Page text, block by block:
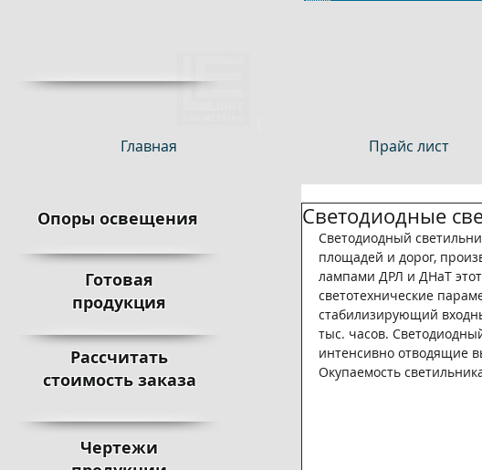
Главная Прайс лист
Опоры освещения
Готовая
продукция
Рассчитать
стоимость заказа
Чертежи
Светодиодные
Светодиодный
площадей и дорог,
лампами ДРЛ и ДНаТ
светотехнические
стабилизирующий
тыс. часов.
интенсивно отводящие
Окупаемость